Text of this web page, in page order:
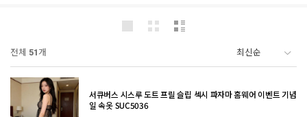
전체 51개
서큐버스 시스루 도트 프릴 슬립 섹시 파자마 홈웨어 이벤트 기념
일 속옷 SUC5036